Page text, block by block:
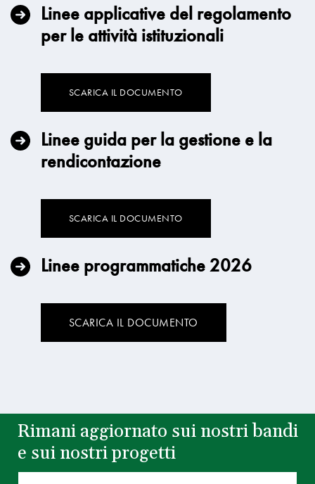
Linee applicative del regolamento
per le attività istituzionali
SCARICA IL DOCUMENTO
Linee guida per la gestione e la
rendicontazione
SCARICA IL DOCUMENTO
Linee programmatiche 2026
SCARICA IL DOCUMENTO
Rimani aggiornato sui nostri bandi
e sui nostri progetti